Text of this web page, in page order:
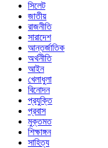
সিলেট
জাতীয়
রাজনীতি
সারাদেশ
আন্তর্জাতিক
অর্থনীতি
আইন
খেলাধুলা
বিনোদন
প্রযুক্তি
প্রবাস
মুক্তমত
শিক্ষাঙ্গন
সাহিত্য